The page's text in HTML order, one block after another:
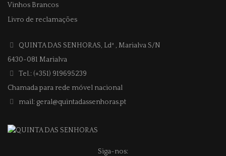
Vinhos Brancos
Livro de reclamações
QUINTA DAS SENHORAS, Ldª , Marialva S/N
6430-081 Marialva
Tel.: (+351) 919695239
Chamada para rede móvel nacional
mail: geral@quintadassenhoras.pt
Siga-nos: